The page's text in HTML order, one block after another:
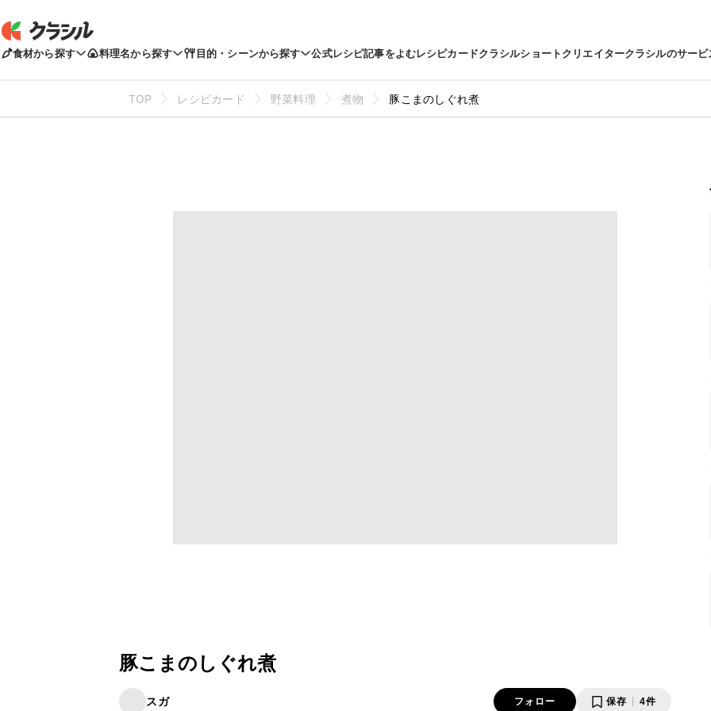
食材から探す 料理名から探す 目的・シーンから探す 公式レシピ記事をよむレシピカードクラシルショートクリエイタークラシルのサービ
TOP レシピカード 野菜料理 煮物 豚こまのしぐれ煮
豚こまのしぐれ煮
スガ フォロー 保存 4件